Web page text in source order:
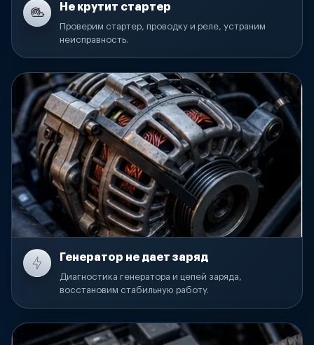
Не крутит стартер
Проверим стартер, проводку и реле, устраним
неисправность.
Генератор не дает заряд
Диагностика генератора и цепей заряда,
восстановим стабильную работу.